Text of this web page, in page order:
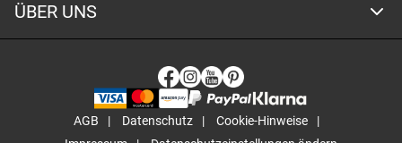
ÜBER UNS
AGB Datenschutz
Cookie-Hinweise